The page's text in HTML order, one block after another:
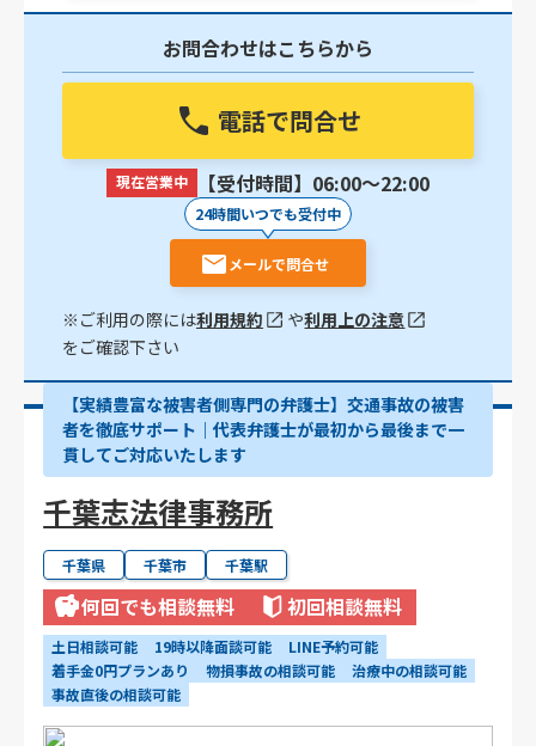
お問合わせはこちらから
電話で問合せ
現在営業中 【受付時間】06:00〜22:00
24時間いつでも受付中
メールで問合せ
※ご利用の際には利用規約 や利用上の注意
をご確認下さい
【実績豊富な被害者側専門の弁護士】交通事故の被害
者を徹底サポート｜代表弁護士が最初から最後まで一
貫してご対応いたします
千葉志法律事務所
千葉県 千葉市 千葉駅
何回でも相談無料 初回相談無料
土日相談可能 19時以降面談可能
LINE予約可能
着手金0円プランあり
物損事故の相談可能
治療中の相談可能
事故直後の相談可能